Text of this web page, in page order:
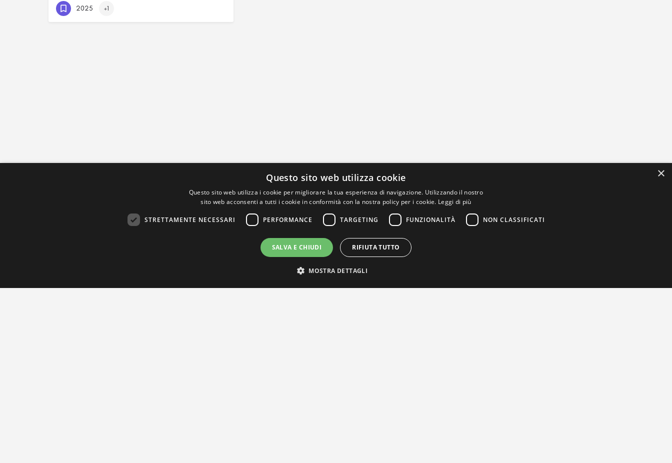
2025 +1
×
Questo sito web utilizza cookie
Questo sito web utilizza i cookie per migliorare la tua esperienza di navigazione. Utilizzando il nostro
sito web acconsenti a tutti i cookie in conformità con la nostra policy per i cookie. Leggi di più
STRETTAMENTE NECESSARI PERFORMANCE TARGETING FUNZIONALITÀ NON CLASSIFICATI
SALVA E CHIUDI RIFIUTA TUTTO
MOSTRA DETTAGLI